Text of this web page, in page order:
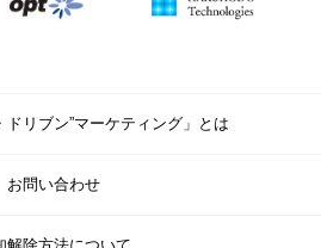
ドリブン”マーケティング」とは
お問い合わせ